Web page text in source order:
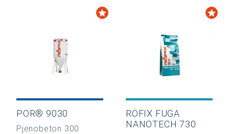
POR® 9030
Pjenobeton 300
RÖFIX FUGA
NANOTECH 730